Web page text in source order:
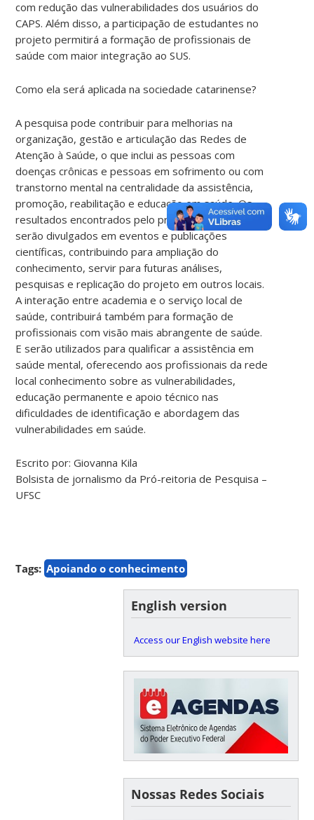
com redução das vulnerabilidades dos usuários do
CAPS. Além disso, a participação de estudantes no
projeto permitirá a formação de profissionais de
saúde com maior integração ao SUS.
Como ela será aplicada na sociedade catarinense?
A pesquisa pode contribuir para melhorias na
organização, gestão e articulação das Redes de
Atenção à Saúde, o que inclui as pessoas com
doenças crônicas e pessoas em sofrimento ou com
transtorno mental na centralidade da assistência,
promoção, reabilitação e educação em saúde.Os
resultados encontrados pelo projeto proposto
serão divulgados em eventos e publicações
científicas, contribuindo para ampliação do
conhecimento, servir para futuras análises,
pesquisas e replicação do projeto em outros locais.
A interação entre academia e o serviço local de
saúde, contribuirá também para formação de
profissionais com visão mais abrangente de saúde.
E serão utilizados para qualificar a assistência em
saúde mental, oferecendo aos profissionais da rede
local conhecimento sobre as vulnerabilidades,
educação permanente e apoio técnico nas
dificuldades de identificação e abordagem das
vulnerabilidades em saúde.
Escrito por: Giovanna Kila
Bolsista de jornalismo da Pró-reitoria de Pesquisa –
UFSC
Tags: Apoiando o conhecimento
English version
Access our English website here
Nossas Redes Sociais